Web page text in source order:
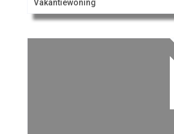
Vakantiewoning